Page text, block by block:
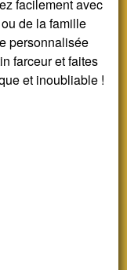
facilement avec
de la famille
personnalisée
farceur et faites
et inoubliable !